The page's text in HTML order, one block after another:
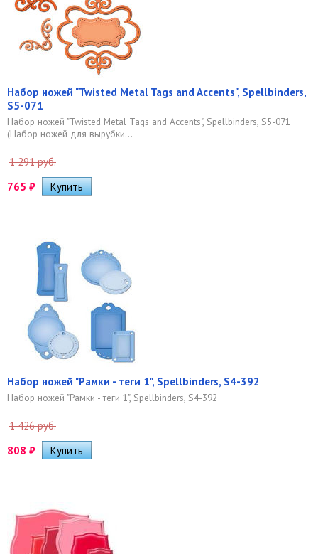
Набор ножей "Twisted Metal Tags and Accents", Spellbinders,
S5-071
Набор ножей "Twisted Metal Tags and Accents", Spellbinders, S5-071
(Набор ножей для вырубки...
1 291 руб.
765 ₽
Набор ножей "Рамки - теги 1", Spellbinders, S4-392
Набор ножей "Рамки - теги 1", Spellbinders, S4-392
1 426 руб.
808 ₽